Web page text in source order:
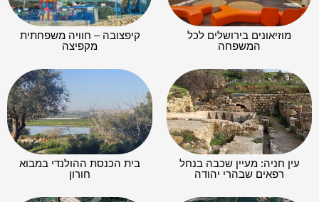
מוזיאונים בירושלים לכל
המשפחה
קיפצובה – חוויה משפחתית
מקפיצה
עין חניה: מעיין שכבה בנחל
רפאים שבהרי יהודה
בית הכנסת ההולנדי במבוא
חורון